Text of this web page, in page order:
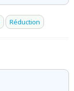
Réduction